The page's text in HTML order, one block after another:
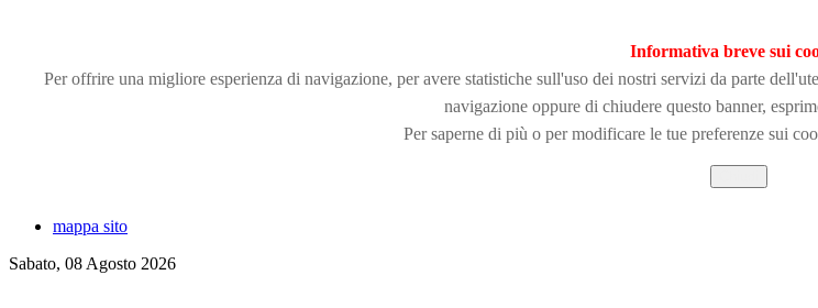
Informativa breve sui
Per offrire una migliore esperienza di navigazione, per avere statistiche sull'uso dei nostri servizi da parte
navigazione oppure di chiudere questo banner,
Per saperne di più o per modificare le tue preferenze sui
mappa sito
Sabato, 08 Agosto 2026